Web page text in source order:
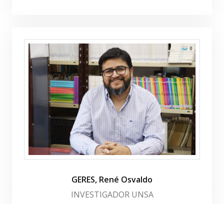
GERES, René Osvaldo
INVESTIGADOR UNSA